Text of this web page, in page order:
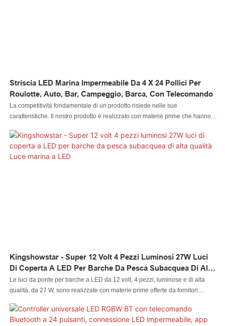
Striscia LED Marina Impermeabile Da 4 X 24 Pollici Per
Roulotte, Auto, Bar, Campeggio, Barca, Con Telecomando
La competitività fondamentale di un prodotto risiede nelle sue
caratteristiche. Il nostro prodotto è realizzato con materie prime che hanno
realizzato per offrire altri vantaggi superiori. Inoltre, il suo design estetico è
molto enfatizzato perché potrebbe guidare la tendenza del settore
Kingshowstar - Super 12 Volt 4 Pezzi Luminosi 27W Luci
Di Coperta A LED Per Barche Da Pesca Subacquea Di Alta
Qualità Luce Marina A LED
Le luci da ponte per barche a LED da 12 volt, 4 pezzi, luminose e di alta
qualità, da 27 W, sono realizzate con materie prime offerte da fornitori
nostro team di progettazione, la luce LED per automobili, la luce LED per
rocce, la luce LED per frusta, la luce LED per ruote, i fari LED, la luce LED